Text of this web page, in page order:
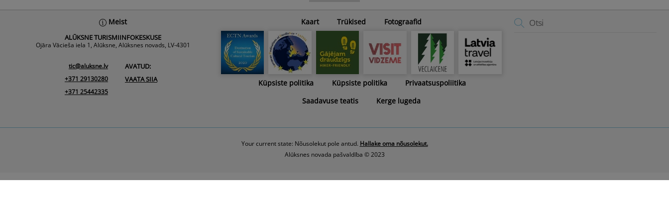
Meist
ALŪKSNE TURISMIINFOKESKUSE
Ojāra Vācieša iela 1, Alūksne, Alūksnes novads, LV-4301
tic@aluksne.lv
+371 29130280
+371 25442335
AVATUD:
VAATA SIIA
Kaart Trükised Fotograafid
Küpsiste politika Küpsiste politika
Privaatsuspoliitika
Saadavuse teatis
Kerge lugeda
Your current state: Nõusolekut pole antud. Hallake oma nõusolekut.
Alūksnes novada pašvaldība © 2023